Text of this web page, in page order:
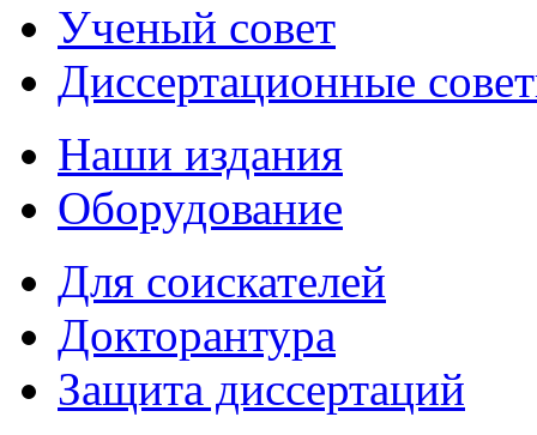
Ученый совет
Диссертационные
Наши издания
Оборудование
Для соискателей
Докторантура
Защита диссертаций